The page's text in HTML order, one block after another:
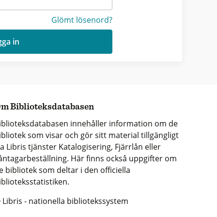
Glömt lösenord?
in
Biblioteksdatabasen
innehåller information om de
som visar och gör sitt material tillgängligt
Libris tjänster Katalogisering, Fjärrlån eller
Här finns också uppgifter om
bibliotek som deltar i den officiella
- nationella bibliotekssystem